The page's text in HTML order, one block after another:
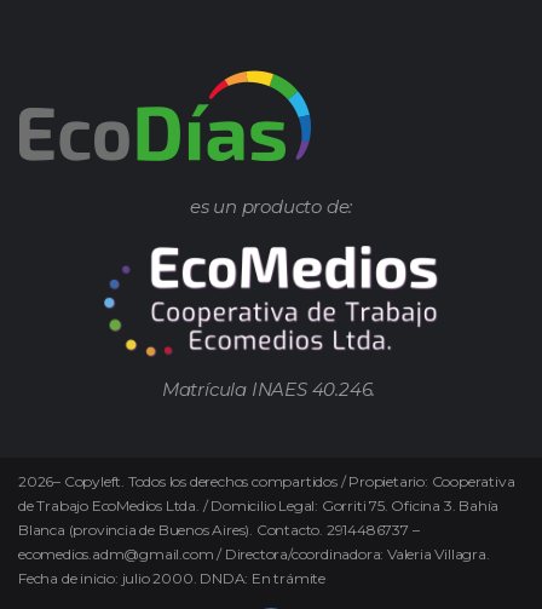
es un producto de:
Matrícula INAES 40.246.
2026– Copyleft. Todos los derechos compartidos / Propietario: Cooperativa
de Trabajo EcoMedios Ltda. / Domicilio Legal: Gorriti 75. Oficina 3. Bahía
Blanca (provincia de Buenos Aires). Contacto. 2914486737 –
ecomedios.adm@gmail.com / Directora/coordinadora: Valeria Villagra.
Fecha de inicio: julio 2000. DNDA: En trámite